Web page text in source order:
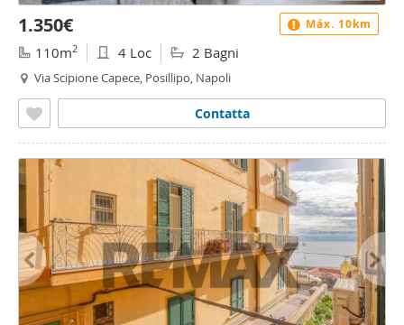
1.350€
110m2 4 Loc 2 Bagni
Via Scipione Capece, Posillipo, Napoli
Contatta
Máx. 10km